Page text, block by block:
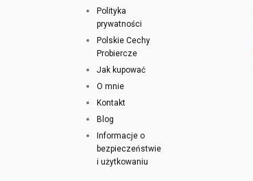
Polityka
prywatności
Polskie Cechy
Probiercze
Jak kupować
O mnie
Kontakt
Blog
Informacje o
bezpieczeństwie
i użytkowaniu